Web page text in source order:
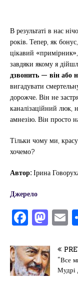
В результаті в нас
років. Тепер, як
цікавий
завдяки якому я
дзвонить — він або
вигадувати
дорожче. Він не
каналізаційний люк,
амнезію. Він просто
Тільки чому ми,
хочемо?
Автор:Ірина
Джерело
F
a
c
e
b
M
a
st
o
d
E
l
“Все
Мудрі